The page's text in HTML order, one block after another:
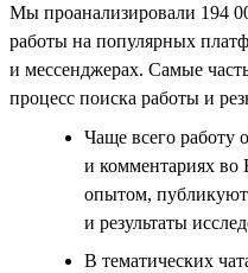
Мы проанализировали 194
работы на популярных
и мессенджерах. Самые
процесс поиска работы и
Чаще всего работу
и комментариях во
опытом,
и результаты
В тематических